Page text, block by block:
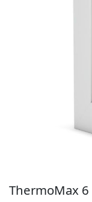
Anfang
ThermoMax